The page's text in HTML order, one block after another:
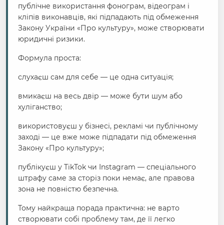
публічне використання фонограм, відеограм і
кліпів виконавців, які підпадають під обмеження
Закону України «Про культуру», може створювати
юридичні ризики.
Формула проста:
слухаєш сам для себе — це одна ситуація;
вмикаєш на весь двір — може бути шум або
хуліганство;
використовуєш у бізнесі, рекламі чи публічному
заході — це вже може підпадати під обмеження
Закону «Про культуру»;
публікуєш у TikTok чи Instagram — спеціального
штрафу саме за сторіз поки немає, але правова
зона не повністю безпечна.
Тому найкраща порада практична: не варто
створювати собі проблему там, де її легко